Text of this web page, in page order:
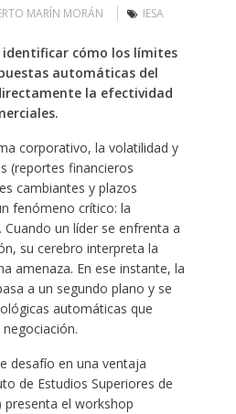
MARÍN MORÁN IESA
cómo los límites
automáticas del
la efectividad
corporativo, la volatilidad y
(reportes financieros
cambiantes y plazos
fenómeno crítico: la
un líder se enfrenta a
su cerebro interpreta la
amenaza. En ese instante, la
a un segundo plano y se
automáticas que
desafío en una ventaja
de Estudios Superiores de
presenta el workshop